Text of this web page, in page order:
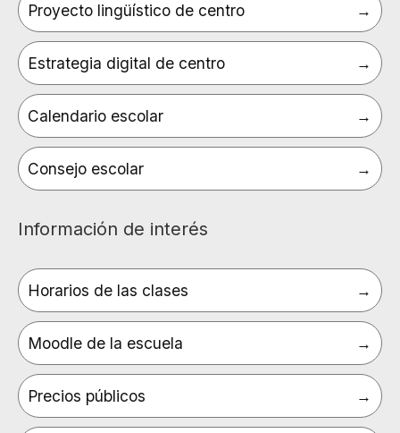
Proyecto lingüístico de centro
Estrategia digital de centro
Calendario escolar
Consejo escolar
Información de interés
Horarios de las clases
Moodle de la escuela
Precios públicos